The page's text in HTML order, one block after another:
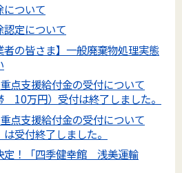
について
認定について
者の皆さま】一般廃棄物処理実態
点支援給付金の受付について
10万円）受付は終了しました。
点支援給付金の受付について
受付終了しました。
定！「四季健幸館 浅美運輸